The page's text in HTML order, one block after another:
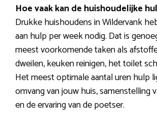
Hoe vaak kan de huishoudelijke
Drukke huishoudens in Wildervank
aan hulp per week nodig. Dat is
meest voorkomende taken als
dweilen, keuken reinigen, het toilet
Het meest optimale aantal uren hulp
omvang van jouw huis, samenstelling
en de ervaring van de poetser.